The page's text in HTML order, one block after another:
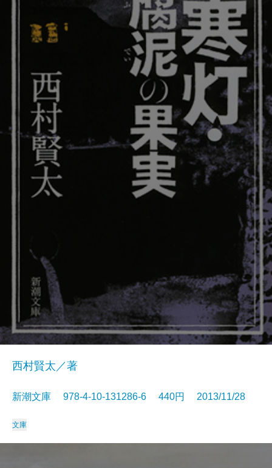
西村賢太／著
新潮文庫 978-4-10-131286-6 440円 2013/11/28
文庫